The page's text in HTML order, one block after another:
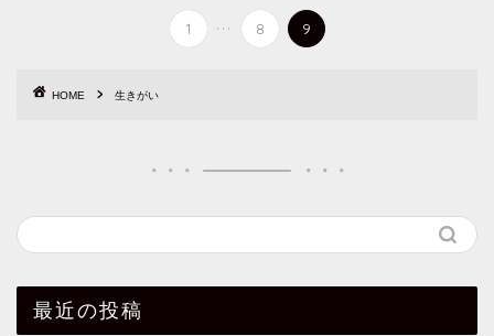
1 ... 8 9
HOME 生きがい
最近の投稿